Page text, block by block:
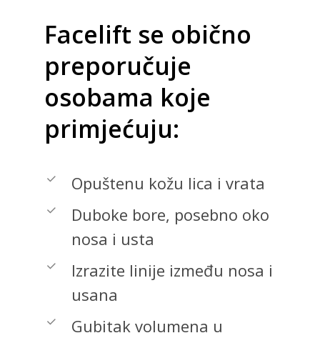
Facelift se obično
preporučuje
osobama koje
primjećuju:
Opuštenu kožu lica i vrata
Duboke bore, posebno oko
nosa i usta
Izrazite linije između nosa i
usana
Gubitak volumena u